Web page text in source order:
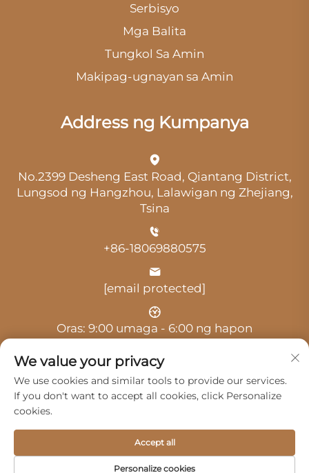
Serbisyo
Mga Balita
Tungkol Sa Amin
Makipag-ugnayan sa Amin
Address ng Kumpanya
No.2399 Desheng East Road, Qiantang District,
Lungsod ng Hangzhou, Lalawigan ng Zhejiang,
Tsina
+86-18069880575
[email protected]
Oras: 9:00 umaga - 6:00 ng hapon
Patakaran sa Pagkakapribado
Mga Produkto Serbisyo
Tungkol Sa Amin
We value your privacy
We use cookies and similar tools to provide our services.
If you don't want to accept all cookies, click Personalize
cookies.
Personalize cookies
Accept all